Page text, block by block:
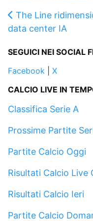
The Line
data center IA
SEGUICI NEI SOCIAL
Facebook
X
CALCIO LIVE IN
Classifica Serie A
Prossime Partite
Partite Calcio Oggi
Risultati Calcio Live
Risultati Calcio Ieri
Partite Calcio